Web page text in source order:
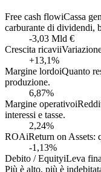
Free cash flowiCassa
carburante di dividendi,
-3,03 Mld €
Crescita ricavii
+13,1%
Margine lordoiQuanto
produzione.
6,87%
Margine operativoi
interessi e tasse.
2,24%
ROAiReturn on Assets:
-1,13%
Debito / EquityiLeva
Più è alto, più è